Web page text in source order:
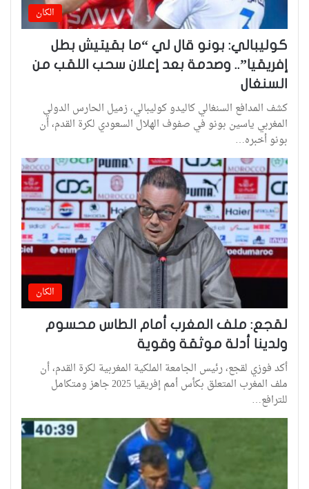
الكان
كوليبالي: بونو قال لي “ما بقيتيش بطل
إفريقيا”.. وصدمة بعد إعلان سحب اللقب من
السنغال
كشف المدافع السنغالي كاليدو كوليبالي، زميل الحارس الدولي
المغربي ياسين بونو في صفوف الهلال السعودي لكرة القدم، أن
بونو أخبره…
الكان
لقجع: ملف المغرب أمام الطاس محسوم
ولدينا أدلة موثقة وقوية
أكد فوزي لقجع، رئيس الجامعة الملكية المغربية لكرة القدم، أن
ملف المغرب المتعلق بكأس أمم إفريقيا 2025 جاهز ومتكامل
للترافع…